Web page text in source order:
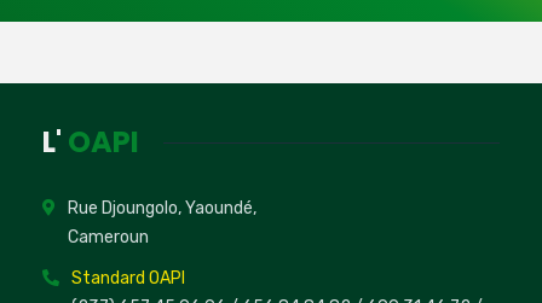
L' OAPI
Rue Djoungolo, Yaoundé,
Cameroun
Standard OAPI